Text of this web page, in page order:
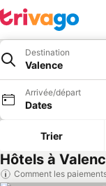
Destination
Valence
Arrivée/départ
Dates
Trier
Hôtels à
Comment les